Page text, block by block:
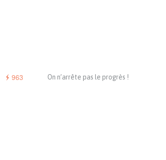
963 On n’arrête pas le progrès !